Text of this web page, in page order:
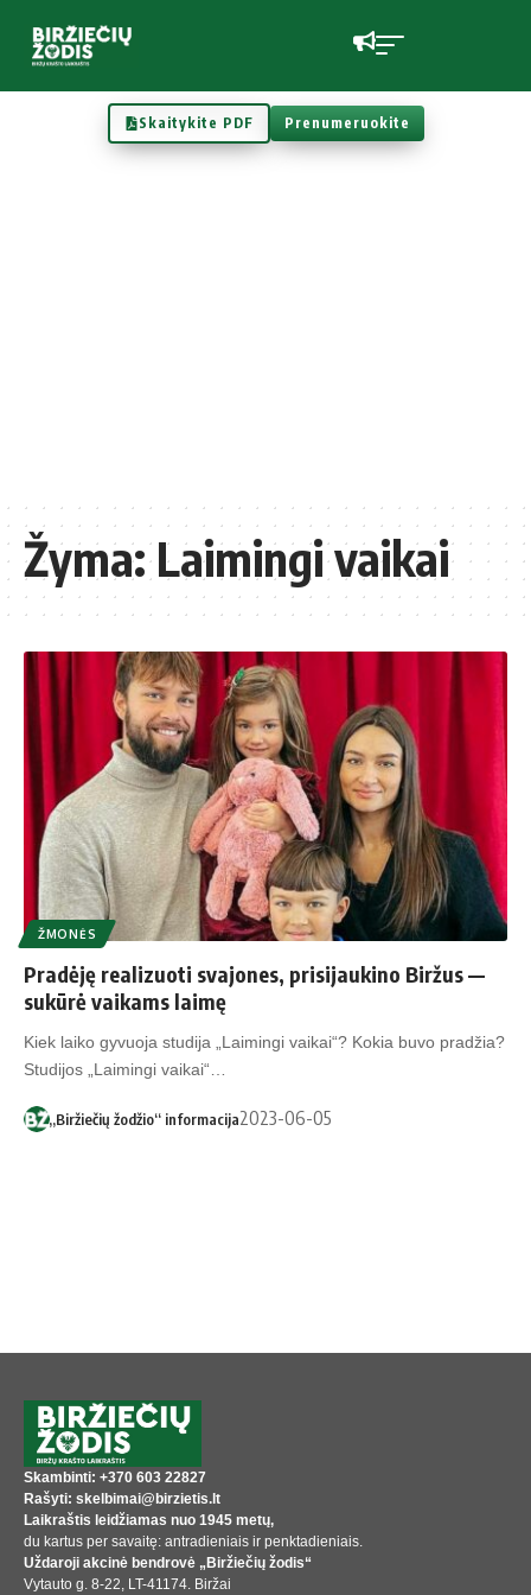
Skaitykite PDF Prenumeruokite
Žyma:Laimingi vaikai
ŽMONĖS
Pra­dė­ję rea­li­zuo­ti sva­jo­nes, pri­si­jau­ki­no Bir­žus —
su­kū­rė vai­kams lai­mę
Kiek laiko gyvuoja studija „Laimingi vaikai“? Kokia buvo pradžia?
Studijos „Laimingi vaikai“…
„Biržiečių žodžio“ informacija2023-06-05
Skambinti: +370 603 22827
Rašyti: skelbimai@birzietis.lt
Laikraštis leidžiamas nuo 1945 metų,
du kartus per savaitę: antradieniais ir penktadieniais.
Uždaroji akcinė bendrovė „Biržiečių žodis“
Vytauto g. 8-22, LT-41174. Biržai